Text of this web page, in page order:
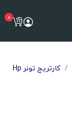
0
کارتریج تونر Hp